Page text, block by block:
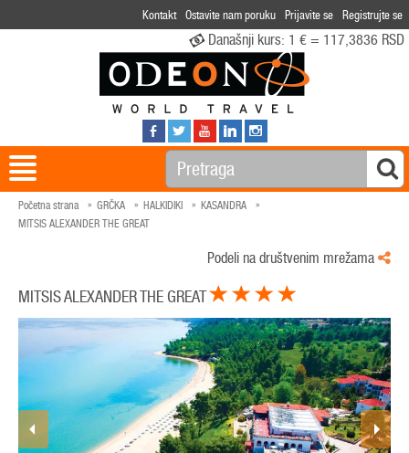
Kontakt Ostavite nam poruku Prijavite se Registrujte se
Današnji kurs: 1 € = 117,3836 RSD
Početna strana GRČKA HALKIDIKI
KASANDRA
MITSIS ALEXANDER THE GREAT
Podeli na društvenim mrežama
MITSIS ALEXANDER THE GREAT